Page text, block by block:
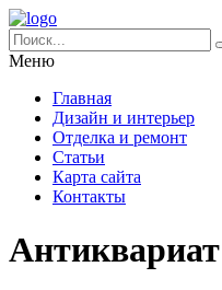
Меню
Главная
Дизайн и интерьер
Отделка и ремонт
Статьи
Карта сайта
Контакты